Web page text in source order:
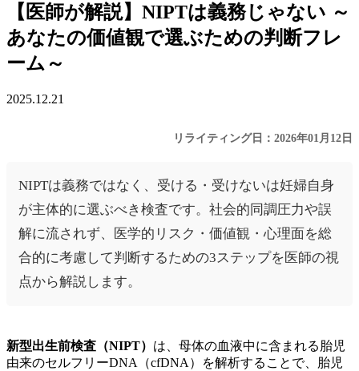
【医師が解説】NIPTは義務じゃない ～
あなたの価値観で選ぶための判断フレ
ーム～
2025.12.21
リライティング日：2026年01月12日
NIPTは義務ではなく、受ける・受けないは妊婦自身
が主体的に選ぶべき検査です。社会的同調圧力や誤
解に流されず、医学的リスク・価値観・心理面を総
合的に考慮して判断するための3ステップを医師の視
点から解説します。
新型出生前検査（NIPT） は、母体の血液中に含まれる胎児
由来のセルフリーDNA（cfDNA）を解析することで、胎児